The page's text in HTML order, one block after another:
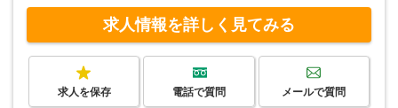
求人情報を詳しく見てみる
求人を保存 電話で質問 メールで質問